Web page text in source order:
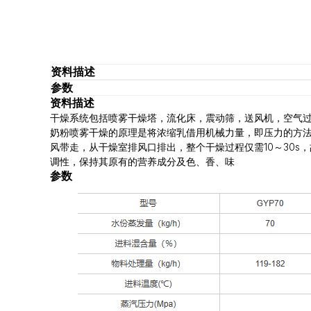
资料描述
参数
资料描述
干燥系统包括喷雾干燥塔，流化床，震动筛，送风机，空气
奶粉喷雾干燥的原理是将浓缩乳借用机械力量，即压力的方
风带走，从干燥室排风口排出，整个干燥过程仅需10～30s
调性，保持其原有的营养成分及色、香、味
参数